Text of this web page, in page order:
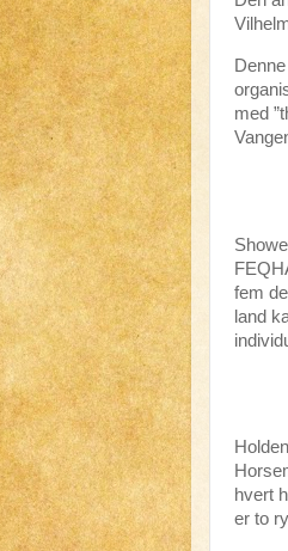
med
fem
land
hvert
er to